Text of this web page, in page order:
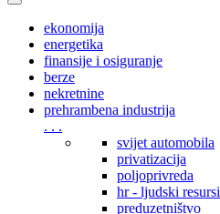
Toggle
navigationekonomija
energetika
finansije i osiguranje
berze
nekretnine
prehrambena industrija
. . .
svijet automobila
privatizacija
poljoprivreda
hr - ljudski resursi
preduzetništvo